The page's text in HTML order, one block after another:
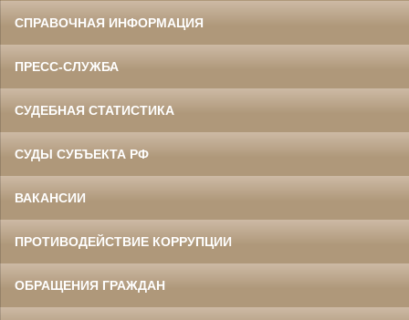
СПРАВОЧНАЯ ИНФОРМАЦИЯ
ПРЕСС-СЛУЖБА
СУДЕБНАЯ СТАТИСТИКА
СУДЫ СУБЪЕКТА РФ
ВАКАНСИИ
ПРОТИВОДЕЙСТВИЕ КОРРУПЦИИ
ОБРАЩЕНИЯ ГРАЖДАН